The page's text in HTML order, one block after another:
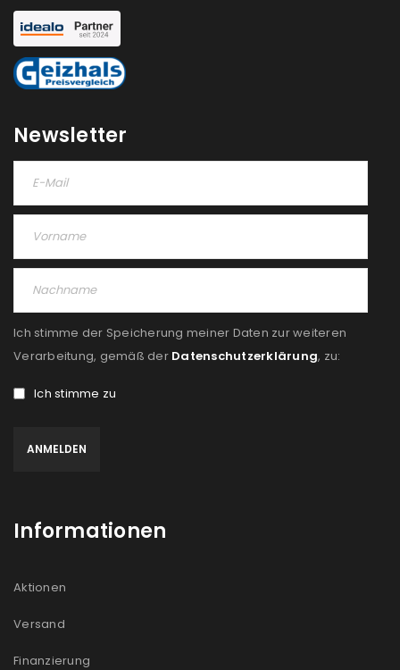
Newsletter
Ich stimme der Speicherung meiner Daten zur weiteren
Verarbeitung, gemäß der Datenschutzerklärung, zu:
Ich stimme zu
Informationen
Aktionen
Versand
Finanzierung